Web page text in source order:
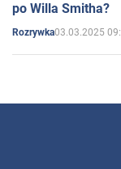
po Willa Smitha?
Rozrywka03.03.2025